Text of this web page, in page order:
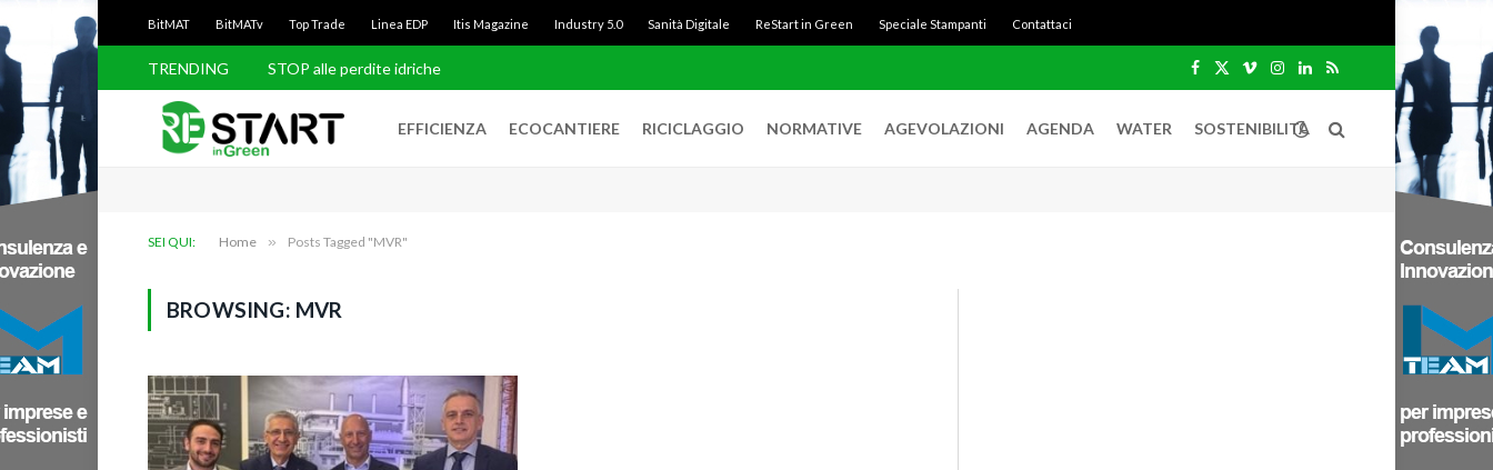
BitMAT BitMATv Top Trade Linea EDP Itis Magazine Industry 5.0 Sanità Digitale ReStart in Green Speciale Stampanti Contattaci
TRENDING STOP alle perdite idriche
Facebook
X
VimeoInstagram
LinkedIn
RSS
EFFICIENZA ECOCANTIERE RICICLAGGIO NORMATIVE AGEVOLAZIONI AGENDA WATER SOSTENIBILITÀ
SEI QUI: Home » Posts Tagged "MVR"
BROWSING: MVR